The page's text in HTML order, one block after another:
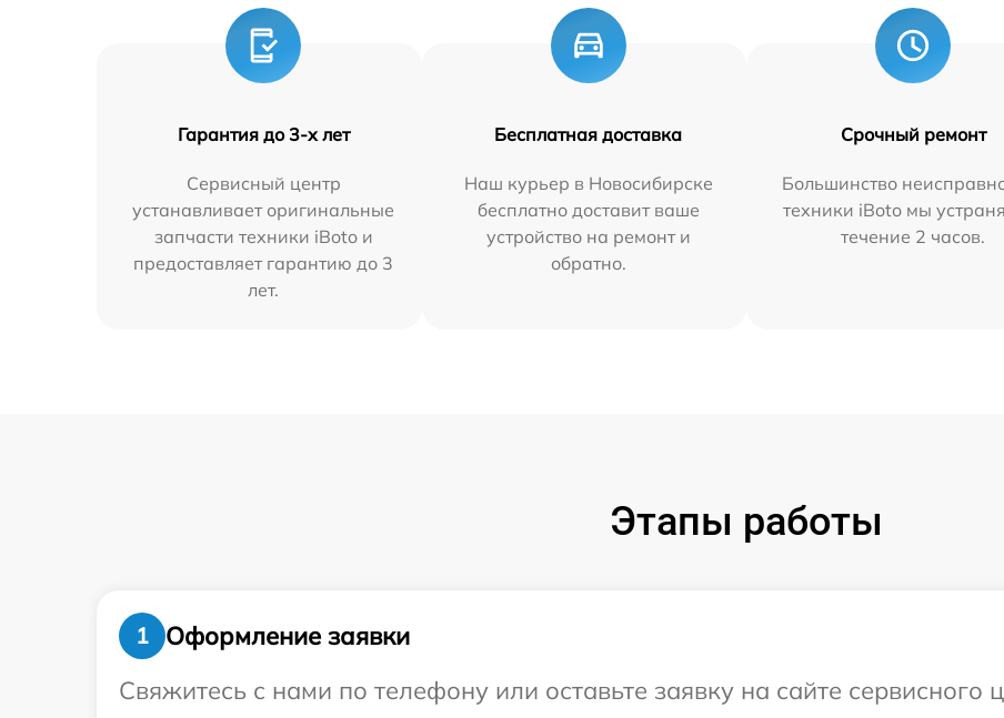
Гарантия до 3-х лет
Сервисный центр
устанавливает оригинальные
запчасти техники iBoto и
предоставляет гарантию до 3
лет.
Бесплатная доставка
Наш курьер в Новосибирске
бесплатно доставит ваше
устройство на ремонт и
обратно.
Срочный ремонт
Большинство
техники iBoto мы
течение 2 часов.
Этапы работы
1
Оформление заявки
Свяжитесь с нами по телефону или оставьте заявку на сайте